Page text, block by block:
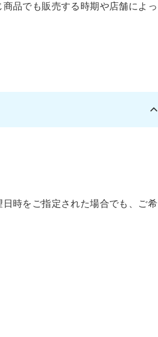
品でも販売する時期や店舗によっ
時をご指定された場合でも、ご希